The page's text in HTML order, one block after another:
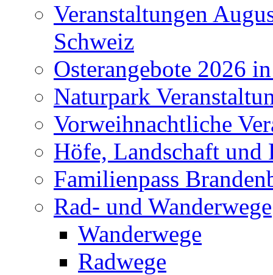
Veranstaltungen
Schweiz
Osterangebote 2026
Naturpark
Vorweihnachtliche
Höfe, Landschaft und
Familienpass
Rad- und Wanderwege
Wanderwege
Radwege